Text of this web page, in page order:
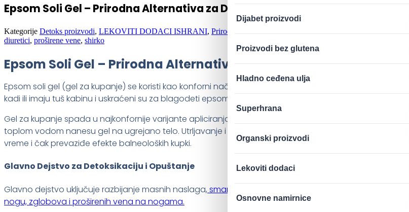
Dijabet proizvodi
Proizvodi bez glutena
Hladno ceđena ulja
Superhrana
Organski proizvodi
Lekoviti dodaci
Osnovne namirnice
Epsom Soli Gel – Prirodna Alternativa za Detoksikaciju i Opuštanje
Kategorije Detoks proizvodi, LEKOVITI DODACI ISHRANI, Prirodni melemi i oblozi
diuretici, proširene vene, shirko
Epsom Soli Gel – Prirodna Alternativa za Detoksikaciju i
Epsom soli gel (gel za kupanje) se koristi kao konforni način za snažnu detoksikaciju organizma.
kadi ili imaju tuš kabinu i uskraćeni su za blagodeti epsom kupki, ali mogu da koriste Epsom soli gel.
Gel za kupanje spada u najkonfornije varijante apliciranja sulfatnih jona. Korisnici koji imaju sve
toplom vodom nanesu gel na ugrejano telo. Utrljavanje i umasiravanje kombinovano sa limfnom
vreme i čak prevaziđe efekte balneoloških kupki.
Glavno Dejstvo za Detoksikaciju i Opuštanje
Glavno dejstvo uključuje razbijanje masnih naslaga, smanjenje nivoa kortizola, hormona odgovornog
nogu, zglobova i proširenih vena na nogama.